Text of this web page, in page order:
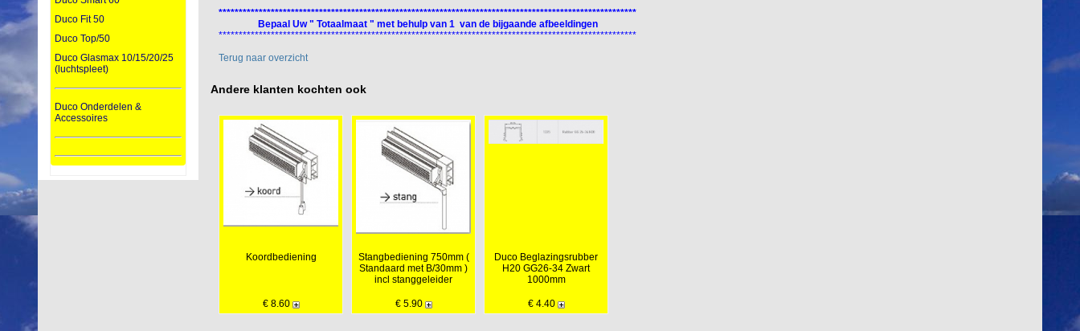
Duco Fit 50
Duco Top/50
Duco Glasmax 10/15/20/25
(luchtspleet)
Duco Onderdelen &
Accessoires
********************************************************************************************************
Bepaal Uw " Totaalmaat " met behulp van 1 van de bijgaande afbeeldingen
********************************************************************************************************
Terug naar overzicht
Andere klanten kochten ook
Koordbediening
€ 8.60
Stangbediening 750mm (
Standaard met B/30mm )
incl stanggeleider
€ 5.90
Duco Beglazingsrubber
H20 GG26-34 Zwart
1000mm
€ 4.40